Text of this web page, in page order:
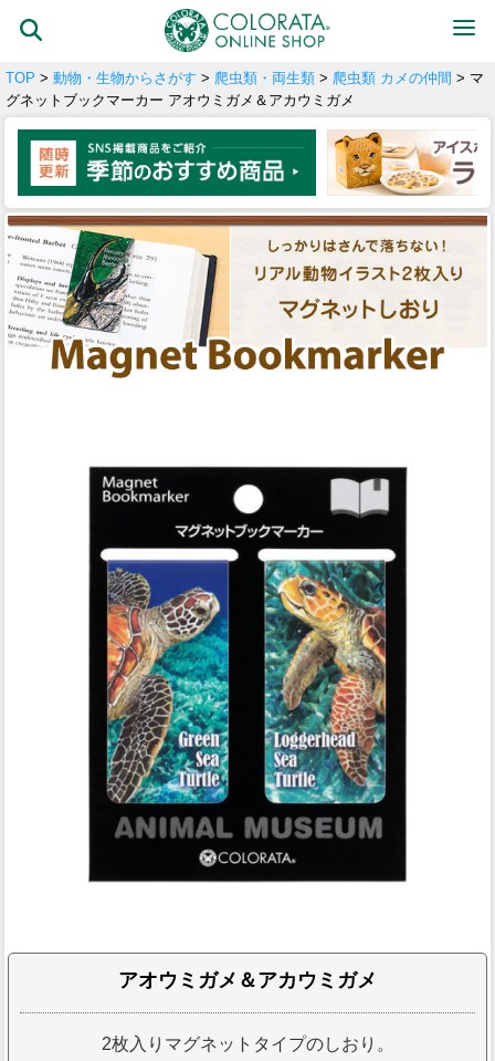
TOP > 動物・生物からさがす > 爬虫類・両生類 > 爬虫類 カメの仲間 > マ
グネットブックマーカー アオウミガメ＆アカウミガメ
アオウミガメ＆アカウミガメ
2枚入りマグネットタイプのしおり。